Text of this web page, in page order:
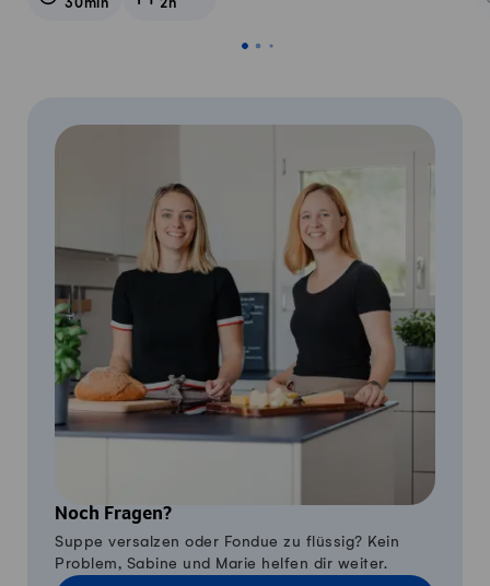
Noch Fragen?
Suppe versalzen oder Fondue zu flüssig? Kein
Problem, Sabine und Marie helfen dir weiter.